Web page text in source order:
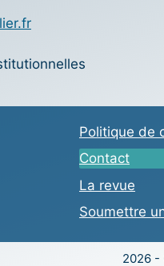
Politique de
Contact
La revue
Soumettre
2026 -